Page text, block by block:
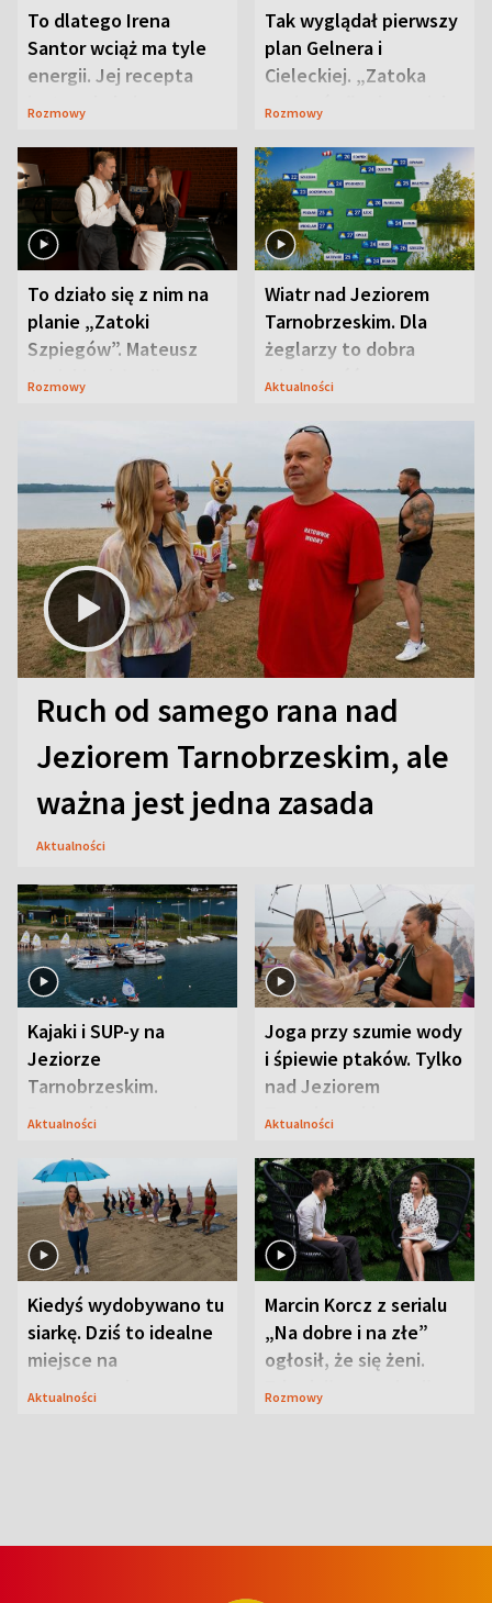
To dlatego Irena
Santor wciąż ma tyle
energii. Jej recepta
jest zaskakująco
Rozmowy
Tak wyglądał pierwszy
plan Gelnera i
Cieleckiej. „Zatoka
szpiegów” od razu ich
Rozmowy
To działo się z nim na
planie „Zatoki
Szpiegów”. Mateusz
Janicki odsłonił
Rozmowy
Wiatr nad Jeziorem
Tarnobrzeskim. Dla
żeglarzy to dobra
wiadomość
Aktualności
Ruch od samego rana nad
Jeziorem Tarnobrzeskim, ale
ważna jest jedna zasada
Aktualności
Kajaki i SUP-y na
Jeziorze
Tarnobrzeskim.
Przyrodnicy zwracają
Aktualności
Joga przy szumie wody
i śpiewie ptaków. Tylko
nad Jeziorem
Tarnobrzeskim
Aktualności
Kiedyś wydobywano tu
siarkę. Dziś to idealne
miejsce na
wypoczynek
Aktualności
Marcin Korcz z serialu
„Na dobre i na złe”
ogłosił, że się żeni.
Zdradził, co zmienił
Rozmowy